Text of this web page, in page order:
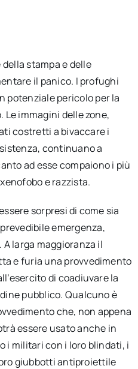
stampa e delle
il panico. I profughi
potenziale pericolo per la
immagini delle zone,
costretti a bivaccare i
continuano a
ad esse compaiono i più
e razzista.
sorpresi di come sia
emergenza,
larga maggioranza il
e furia una provvedimento
di coadiuvare la
pubblico. Qualcuno è
che, non appena
essere usato anche in
i militari con i loro blindati, i
giubbotti antiproiettile